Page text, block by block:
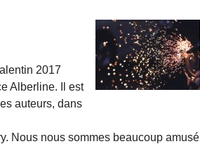
2017
Alberline. Il est
auteurs, dans
Nous nous sommes beaucoup amusé